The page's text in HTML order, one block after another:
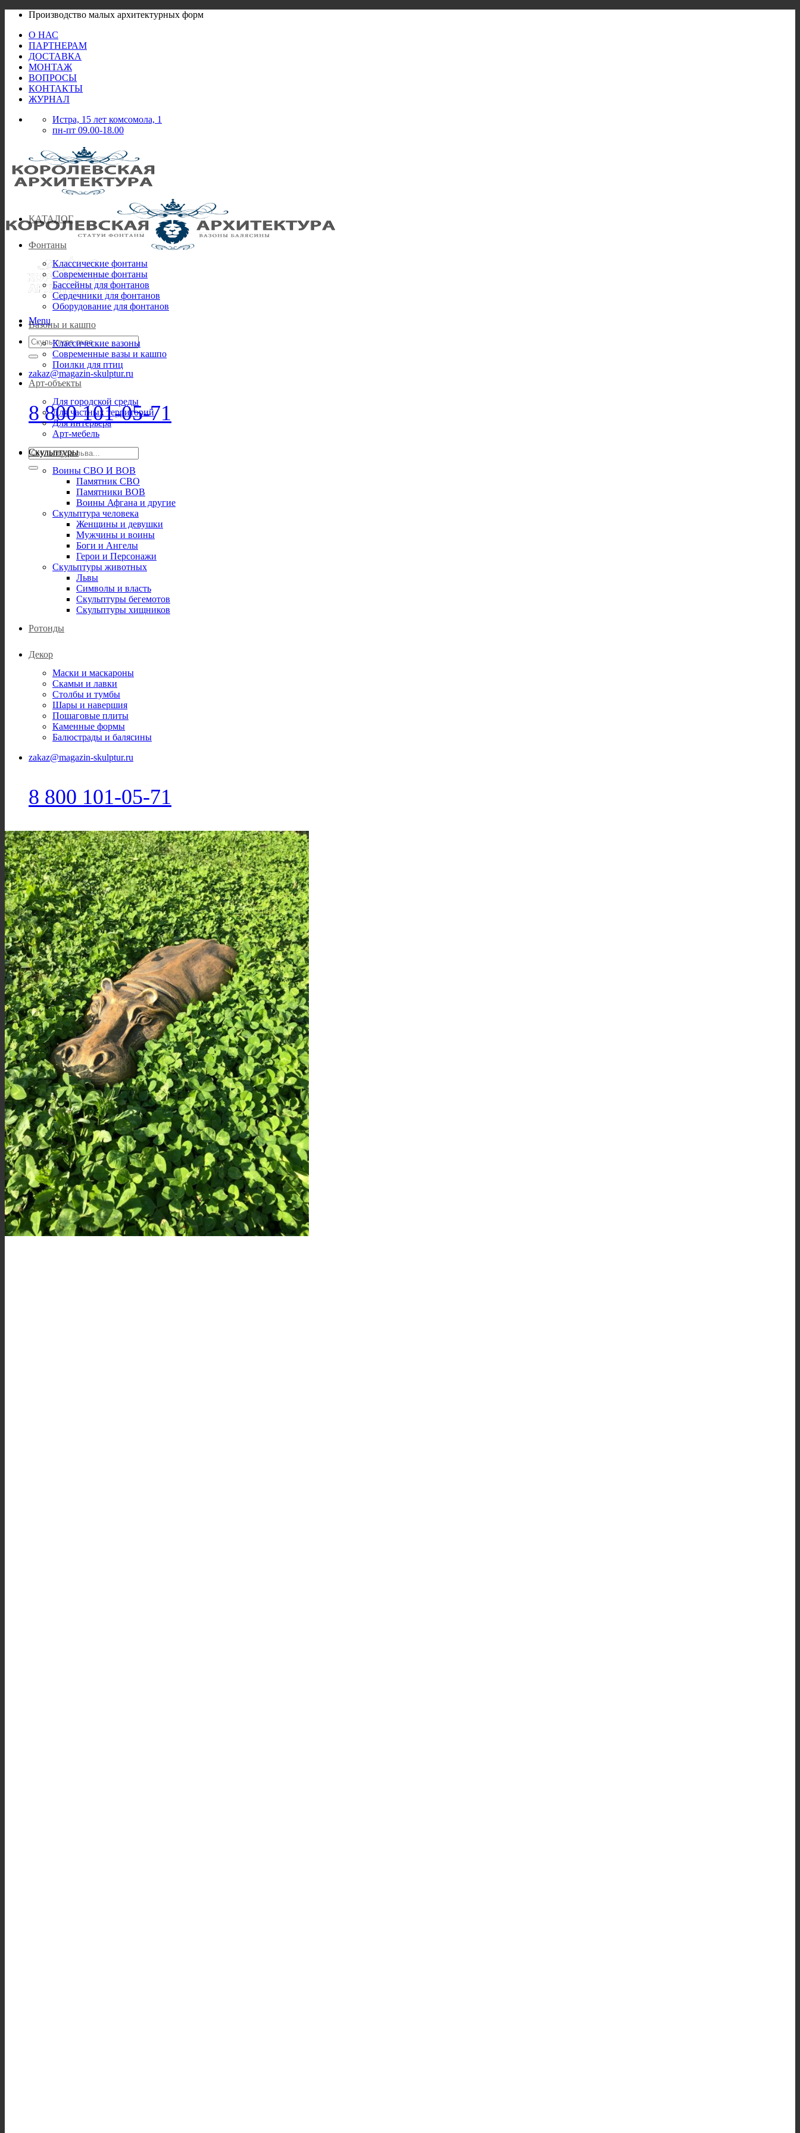
Skip
content
Производство малых архитектурных форм
О НАС
ПАРТНЕРАМ
ДОСТАВКА
МОНТАЖ
ВОПРОСЫ
КОНТАКТЫ
ЖУРНАЛ
Истра, 15 лет комсомола, 1
пн-пт 09.00-18.00
Menu
Искать:
zakaz@magazin-skulptur.ru
8 800 101-05-71
Искать:
КАТАЛОГ
Фонтаны
Классические фонтаны
Современные фонтаны
Бассейны для фонтанов
Сердечники для фонтанов
Оборудование для фонтанов
Вазоны и кашпо
Классические вазоны
Современные вазы и кашпо
Поилки для птиц
Арт-объекты
Для городской среды
Для частных территорий
Для интерьера
Арт-мебель
Скульптуры
Воины СВО И ВОВ
Памятник СВО
Памятники ВОВ
Воины Афгана и другие
Скульптура человека
Женщины и девушки
Мужчины и воины
Боги и Ангелы
Герои и Персонажи
Скульптуры животных
Львы
Символы и власть
Скульптуры бегемотов
Скульптуры хищников
Ротонды
Декор
Маски и маскароны
Скамьи и лавки
Столбы и тумбы
Шары и навершия
Пошаговые плиты
Каменные формы
Балюстрады и балясины
zakaz@magazin-skulptur.ru
8 800 101-05-71